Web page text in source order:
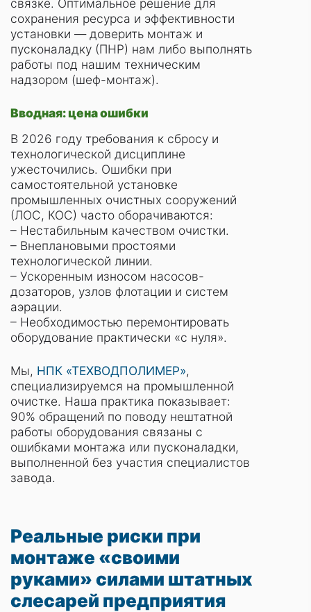
связке. Оптимальное решение для
сохранения ресурса и эффективности
установки — доверить монтаж и
пусконаладку (ПНР) нам либо выполнять
работы под нашим техническим
надзором (шеф-монтаж).
Вводная: цена ошибки
В 2026 году требования к сбросу и
технологической дисциплине
ужесточились. Ошибки при
самостоятельной установке
промышленных очистных сооружений
(ЛОС, КОС) часто оборачиваются:
– Нестабильным качеством очистки.
– Внеплановыми простоями
технологической линии.
– Ускоренным износом насосов-
дозаторов, узлов флотации и систем
аэрации.
– Необходимостью перемонтировать
оборудование практически «с нуля».
Мы, НПК «ТЕХВОДПОЛИМЕР»,
специализируемся на промышленной
очистке. Наша практика показывает:
90% обращений по поводу нештатной
работы оборудования связаны с
ошибками монтажа или пусконаладки,
выполненной без участия специалистов
завода.
Реальные риски при
монтаже «своими
руками» силами штатных
слесарей предприятия